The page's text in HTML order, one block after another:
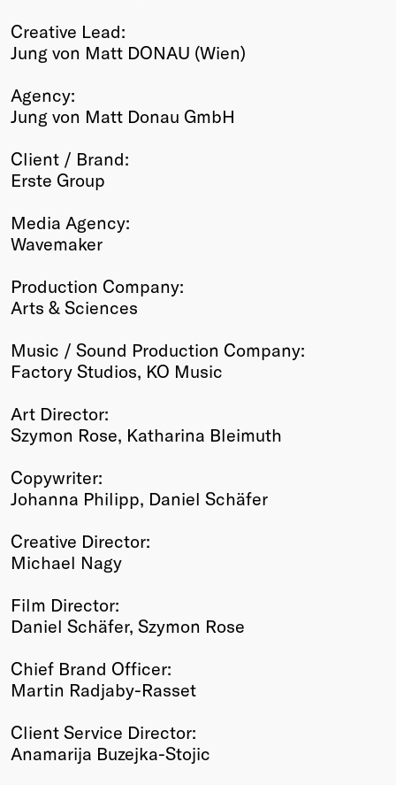
Creative Lead:
Jung von Matt DONAU (Wien)
Agency:
Jung von Matt Donau GmbH
Client / Brand:
Erste Group
Media Agency:
Wavemaker
Production Company:
Arts & Sciences
Music / Sound Production Company:
Factory Studios, KO Music
Art Director:
Szymon Rose, Katharina Bleimuth
Copywriter:
Johanna Philipp, Daniel Schäfer
Creative Director:
Michael Nagy
Film Director:
Daniel Schäfer, Szymon Rose
Chief Brand Officer:
Martin Radjaby-Rasset
Client Service Director:
Anamarija Buzejka-Stojic